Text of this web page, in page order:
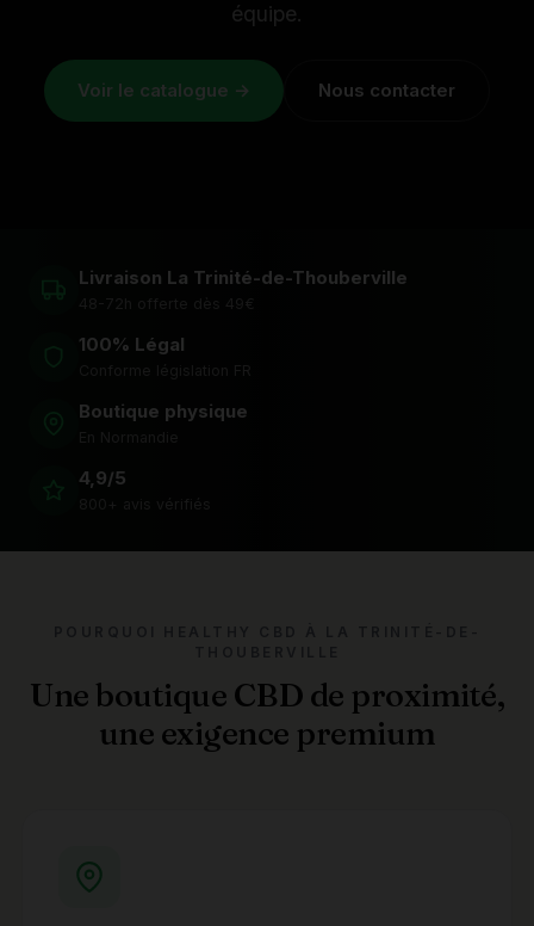
équipe.
Voir le catalogue → Nous contacter
Livraison La Trinité-de-Thouberville
100% Légal
Boutique physique
4,9/5
Une boutique CBD de proximité,
une exigence premium